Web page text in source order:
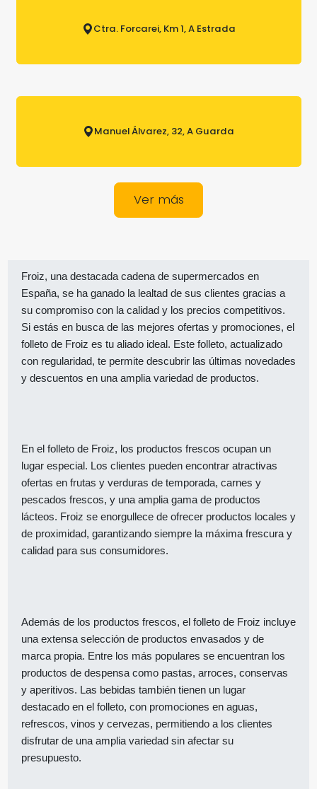
Ctra. Forcarei, Km 1, A Estrada
Manuel Álvarez, 32, A Guarda
Ver más
Froiz, una destacada cadena de supermercados en
España, se ha ganado la lealtad de sus clientes gracias a
su compromiso con la calidad y los precios competitivos.
Si estás en busca de las mejores ofertas y promociones, el
folleto de Froiz es tu aliado ideal. Este folleto, actualizado
con regularidad, te permite descubrir las últimas novedades
y descuentos en una amplia variedad de productos.
En el folleto de Froiz, los productos frescos ocupan un
lugar especial. Los clientes pueden encontrar atractivas
ofertas en frutas y verduras de temporada, carnes y
pescados frescos, y una amplia gama de productos
lácteos. Froiz se enorgullece de ofrecer productos locales y
de proximidad, garantizando siempre la máxima frescura y
calidad para sus consumidores.
Además de los productos frescos, el folleto de Froiz incluye
una extensa selección de productos envasados y de
marca propia. Entre los más populares se encuentran los
productos de despensa como pastas, arroces, conservas
y aperitivos. Las bebidas también tienen un lugar
destacado en el folleto, con promociones en aguas,
refrescos, vinos y cervezas, permitiendo a los clientes
disfrutar de una amplia variedad sin afectar su
presupuesto.